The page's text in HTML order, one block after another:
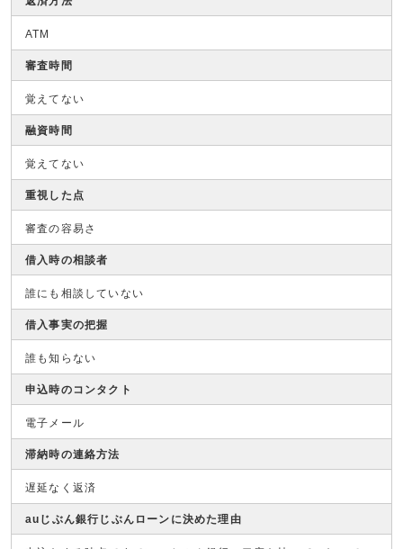
ATM
審査時間
覚えてない
融資時間
覚えてない
重視した点
審査の容易さ
借入時の相談者
誰にも相談していない
借入事実の把握
誰も知らない
申込時のコンタクト
電子メール
滞納時の連絡方法
遅延なく返済
auじぶん銀行じぶんローンに決めた理由